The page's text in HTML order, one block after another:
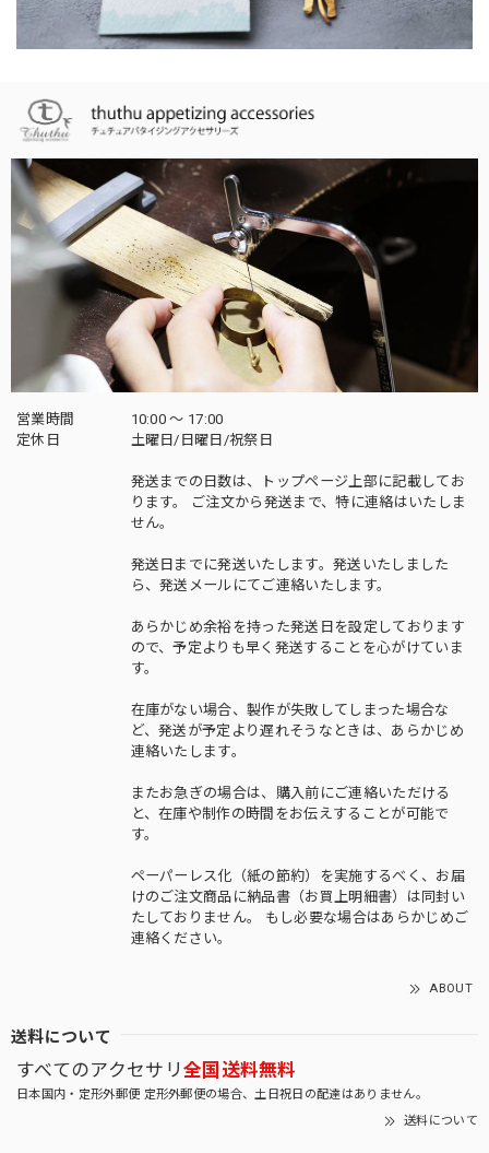
営業時間
10:00 〜 17:00
定休日
土曜日/日曜日/祝祭日
発送までの日数は、トップページ上部に記載してお
ります。 ご注文から発送まで、特に連絡はいたしま
せん。
発送日までに発送いたします。発送いたしました
ら、発送メールにてご連絡いたします。
あらかじめ余裕を持った発送日を設定しております
ので、予定よりも早く発送することを心がけていま
す。
在庫がない場合、製作が失敗してしまった場合な
ど、発送が予定より遅れそうなときは、あらかじめ
連絡いたします。
またお急ぎの場合は、購入前にご連絡いただける
と、在庫や制作の時間をお伝えすることが可能で
す。
ペーパーレス化（紙の節約）を実施するべく、お届
けのご注文商品に納品書（お買上明細書）は同封い
たしておりません。 もし必要な場合はあらかじめご
連絡ください。
ABOUT
送料について
すべてのアクセサリ 全国送料無料
日本国内・定形外郵便 定形外郵便の場合、土日祝日の配達はありません。
送料について